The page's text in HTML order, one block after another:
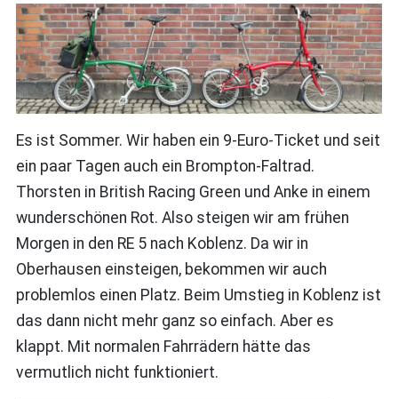
Es ist Sommer. Wir haben ein 9-Euro-Ticket und seit
ein paar Tagen auch ein Brompton-Faltrad.
Thorsten in British Racing Green und Anke in einem
wunderschönen Rot. Also steigen wir am frühen
Morgen in den RE 5 nach Koblenz. Da wir in
Oberhausen einsteigen, bekommen wir auch
problemlos einen Platz. Beim Umstieg in Koblenz ist
das dann nicht mehr ganz so einfach. Aber es
klappt. Mit normalen Fahrrädern hätte das
vermutlich nicht funktioniert.